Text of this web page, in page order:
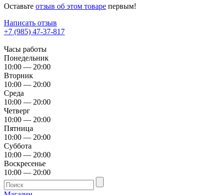
Оставьте отзыв об этом товаре первым!
Написать отзыв
+7 (985) 47-37-817
Часы работы
Понедельник
10:00 — 20:00
Вторник
10:00 — 20:00
Среда
10:00 — 20:00
Четверг
10:00 — 20:00
Пятница
10:00 — 20:00
Суббота
10:00 — 20:00
Воскресенье
10:00 — 20:00